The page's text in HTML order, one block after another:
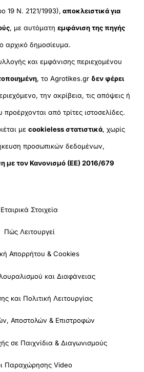
19 Ν. 2121/1993), αποκλειστικά για
, με αυτόματηεμφάνιση της πηγής
αρχικό δημοσίευμα.
και εμφάνισης περιεχομένου
, το Agrotikes.gr δεν φέρει
την ακρίβεια, τις απόψεις ή
από τρίτες ιστοσελίδες.
μεcookieless στατιστικά, χωρίς
προσωπικών δεδομένων,
τον Κανονισμό (ΕΕ) 2016/679
Εταιρικά Στοιχεία
Πώς Λειτουργεί
Απορρήτου & Cookies
και Διαφάνειας
και Πολιτική Λειτουργίας
Αποστολών & Επιστροφών
σε Παιχνίδια & Διαγωνισμούς
Παραχώρησης Video